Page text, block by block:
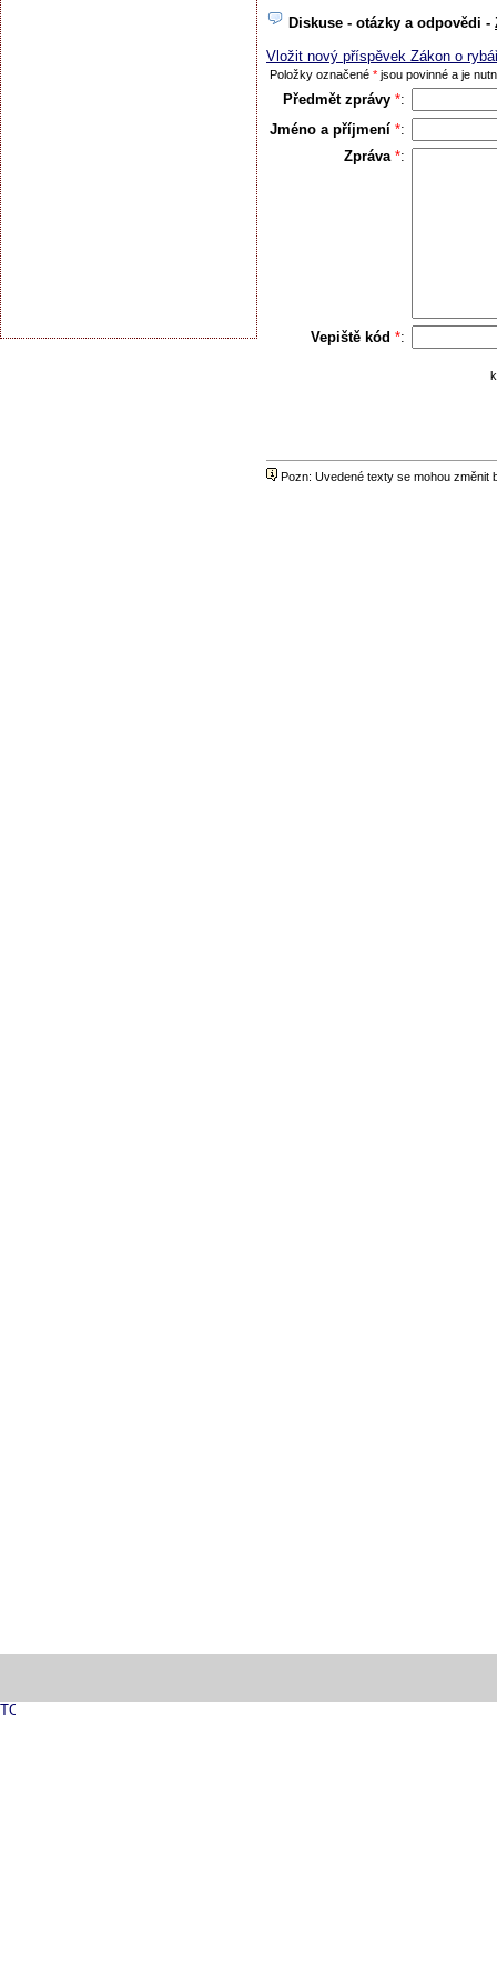
Diskuse - otázky a odpovědi -
Vložit nový příspěvek Zákon o
Položky označené * jsou povinné a je
Předmět zprávy *:
Jméno a příjmení *:
Zpráva *:
Vepiště kód *:
Pozn: Uvedené texty se mohou